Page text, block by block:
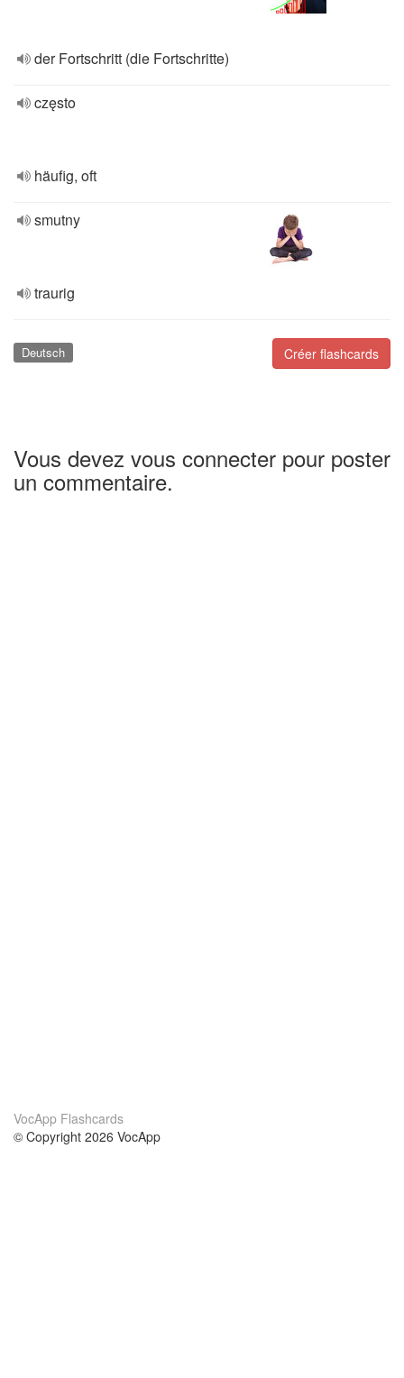
der Fortschritt (die Fortschritte)
często
häufig, oft
smutny
traurig
Créer flashcards
Deutsch
Vous devez vous connecter pour poster
un commentaire.
VocApp Flashcards
© Copyright 2026 VocApp